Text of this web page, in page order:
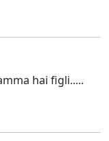
hai figli.....